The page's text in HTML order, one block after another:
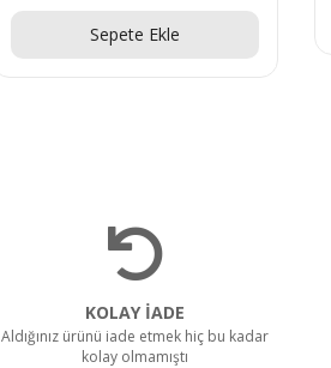
Sepete Ekle
KOLAY İADE
Aldığınız ürünü iade etmek hiç bu kadar
kolay olmamıştı